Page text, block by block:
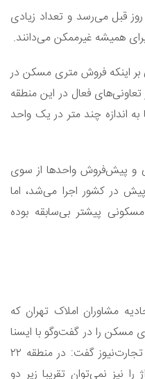
قبل می‌رسد و تعداد زیادی
همیشه غیرممکن می‌دانند.
اینکه فروش متری مسکن در
از تعاونی‌های فعال در این منطقه
اندازه چند متر در یک واحد
و پیش‌فروش واحدها از سوی
در کشور اجرا می‌شد، اما
پیشتر بی‌سابقه بوده
مشاوران املاک تهران که
را در گفت‌‌وگو با ایسنا
مطرح کرده بود، در این خصوص به تجارت‌نیوز گفت: در منطقه ۲۲
نیز نمی‌توان تقریبا زیر دو